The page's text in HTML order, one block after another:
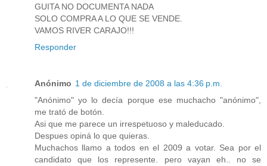
GUITA NO DOCUMENTA NADA
SOLO COMPRA A LO QUE SE VENDE.
VAMOS RIVER CARAJO!!!
Responder
Anónimo 1 de diciembre de 2008 a las 4:36 p.m.
"Anónimo" yo lo decía porque ese muchacho "anónimo",
me trató de botón.
Asi que me parece un irrespetuoso y maleducado.
Despues opiná lo que quieras.
Muchachos llamo a todos en el 2009 a votar. Sea por el
candidato que los represente. pero vayan eh.. no se